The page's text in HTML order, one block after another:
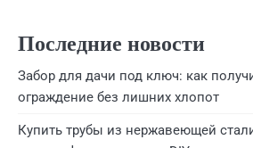
Последние новости
Забор для дачи под ключ: как
ограждение без лишних хлопот
Купить трубы из нержавеющей